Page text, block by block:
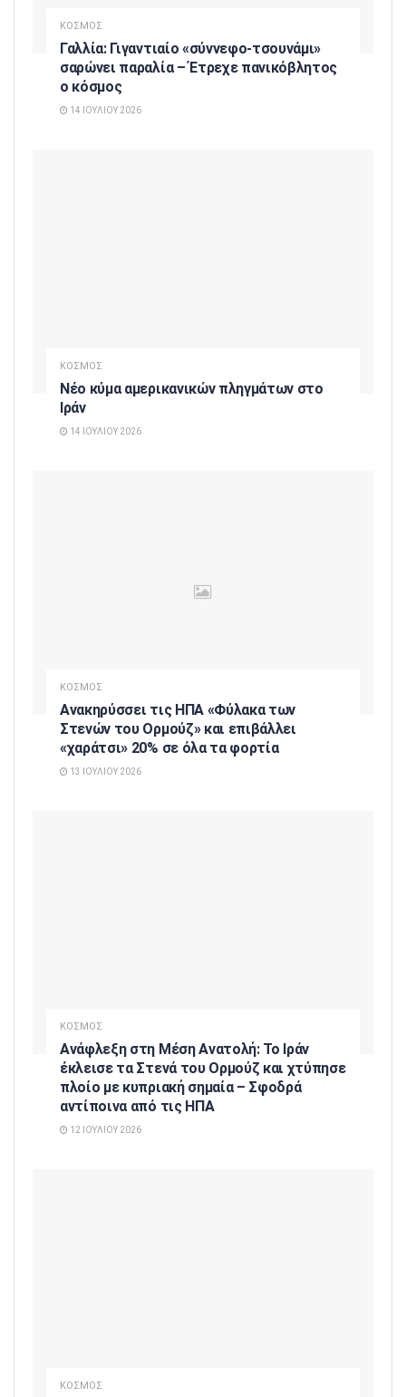
ΚΟΣΜΟΣ
Γαλλία: Γιγαντιαίο «σύννεφο-τσουνάμι»
σαρώνει παραλία – Έτρεχε πανικόβλητος
ο κόσμος
14 ΙΟΥΛΊΟΥ 2026
ΚΟΣΜΟΣ
Νέο κύμα αμερικανικών πληγμάτων στο
Ιράν
14 ΙΟΥΛΊΟΥ 2026
ΚΟΣΜΟΣ
Ανακηρύσσει τις ΗΠΑ «Φύλακα των
Στενών του Ορμούζ» και επιβάλλει
«χαράτσι» 20% σε όλα τα φορτία
13 ΙΟΥΛΊΟΥ 2026
ΚΟΣΜΟΣ
Ανάφλεξη στη Μέση Ανατολή: Το Ιράν
έκλεισε τα Στενά του Ορμούζ και χτύπησε
πλοίο με κυπριακή σημαία – Σφοδρά
αντίποινα από τις ΗΠΑ
12 ΙΟΥΛΊΟΥ 2026
ΚΟΣΜΟΣ